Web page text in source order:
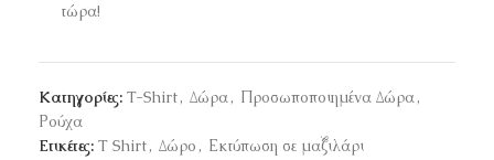
τώρα!
Κατηγορίες: T-Shirt, Δώρα, Προσωποποιημένα Δώρα,
Ρούχα
Ετικέτες: T Shirt, Δώρο , Εκτύπωση σε μαξιλάρι